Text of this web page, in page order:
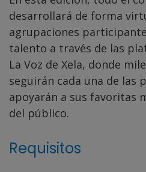
desarrollará de forma
agrupaciones
talento a través de las
La Voz de Xela, donde
seguirán cada una de las
apoyarán a sus favoritas
del público.
Requisitos